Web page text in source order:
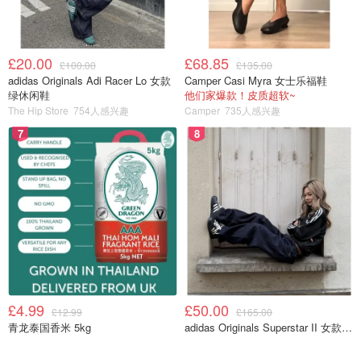
£20.00 £100.00
adidas Originals Adi Racer Lo 女款
绿休闲鞋
The Hip Store 754人感兴趣
£68.85 £135.00
Camper Casi Myra 女士乐福鞋
他们家爆款！皮质超软~
Camper 735人感兴趣
7
£4.99 £12.99
青龙泰国香米 5kg
8
£50.00 £165.00
adidas Originals Superstar II 女款串珠休闲鞋 黑色